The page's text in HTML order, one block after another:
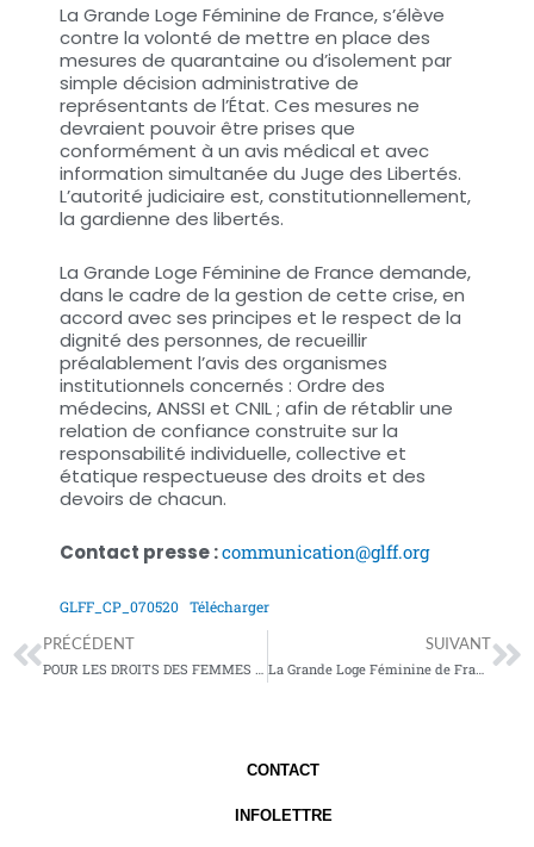
La Grande Loge Féminine de France, s’élève
contre la volonté de mettre en place des
mesures de quarantaine ou d’isolement par
simple décision administrative de
représentants de l’État. Ces mesures ne
devraient pouvoir être prises que
conformément à un avis médical et avec
information simultanée du Juge des Libertés.
L’autorité judiciaire est, constitutionnellement,
la gardienne des libertés.
La Grande Loge Féminine de France demande,
dans le cadre de la gestion de cette crise, en
accord avec ses principes et le respect de la
dignité des personnes, de recueillir
préalablement l’avis des organismes
institutionnels concernés : Ordre des
médecins, ANSSI et CNIL ; afin de rétablir une
relation de confiance construite sur la
responsabilité individuelle, collective et
étatique respectueuse des droits et des
devoirs de chacun.
Contact presse :communication@glff.org
GLFF_CP_070520 Télécharger
Précédent
PRÉCÉDENT SUIVANT
La Grande Loge Féminine de France s’associe à la Journée de l’Europe – Pour « des réalisations concrètes » et une « solidarité de fait »
CONTACT
INFOLETTRE